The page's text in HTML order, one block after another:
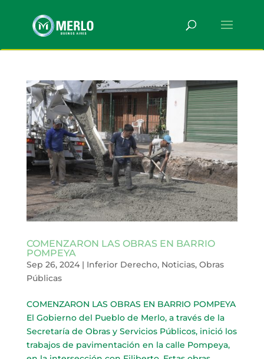
COMENZARON LAS OBRAS EN BARRIO
POMPEYA
Sep 26, 2024| Inferior Derecho, Noticias, Obras
Públicas
COMENZARON LAS OBRAS EN BARRIO POMPEYA
El Gobierno del Pueblo de Merlo, a través de la
Secretaría de Obras y Servicios Públicos, inició los
trabajos de pavimentación en la calle Pompeya,